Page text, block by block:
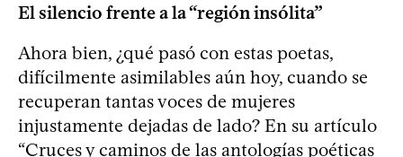
El silencio frente a la “región insólita”
Ahora bien, ¿qué pasó con estas poetas,
difícilmente asimilables aún hoy, cuando se
recuperan tantas voces de mujeres
injustamente dejadas de lado? En su artículo
“Cruces y caminos de las antologías poéticas